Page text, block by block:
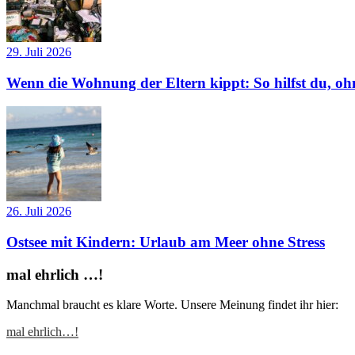
29. Juli 2026
Wenn die Wohnung der Eltern kippt: So hilfst du,
26. Juli 2026
Ostsee mit Kindern: Urlaub am Meer ohne Stress
mal ehrlich …!
Manchmal braucht es klare Worte. Unsere Meinung findet ihr hier:
mal ehrlich…!